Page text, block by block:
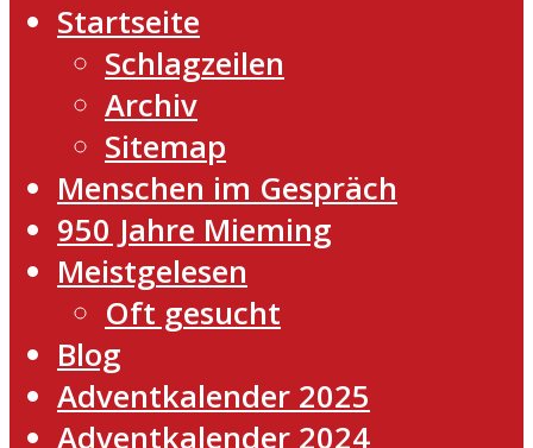
Startseite
Schlagzeilen
Archiv
Sitemap
Menschen im Gespräch
950 Jahre Mieming
Meistgelesen
Oft gesucht
Blog
Adventkalender 2025
Adventkalender 2024